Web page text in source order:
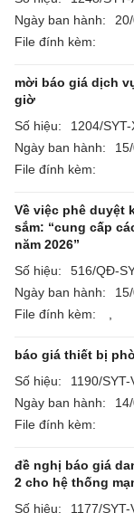
Ngày ban hành:
File đính kèm:
mời báo giá dịch
giờ
Số hiệu:
1204/SYT-
Ngày ban hành:
File đính kèm:
Về việc phê duyệt
sắm: “cung cấp
năm 2026”
Số hiệu:
516/QĐ-
Ngày ban hành:
File đính kèm:
báo giá thiết bị
Số hiệu:
1190/SYT-
Ngày ban hành:
File đính kèm:
đề nghị báo giá
2 cho hệ thống
Số hiệu:
1177/SYT-